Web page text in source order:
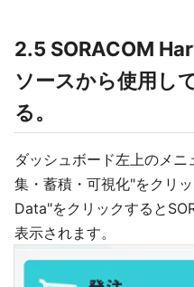
2.5 SORACOM
ソースから使用し
る。
ダッシュボード左上のメ
集・蓄積・可視化"をクリ
Data"をクリックすると
表示されます。